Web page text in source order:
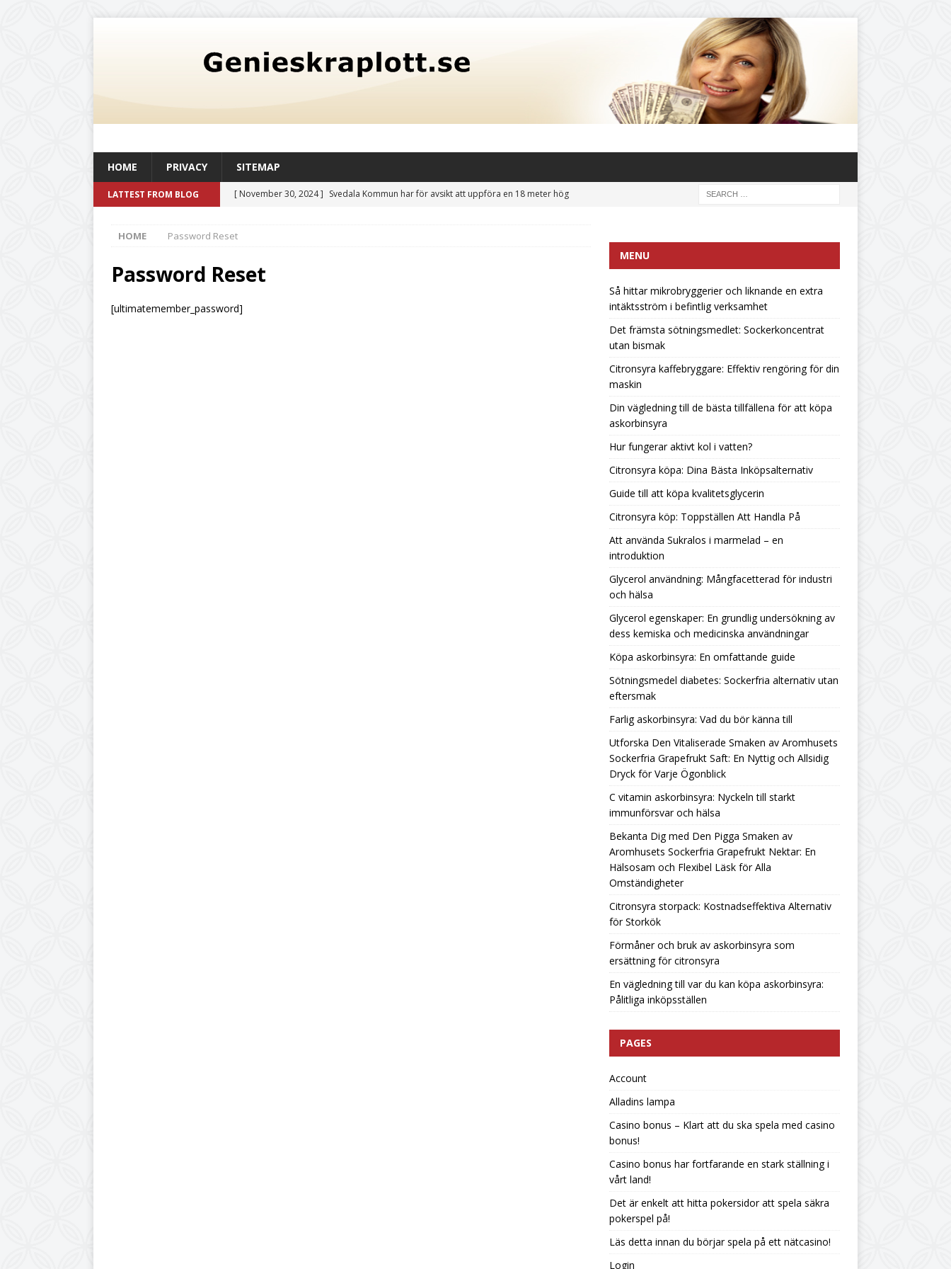
HOME PRIVACY SITEMAP
LATTEST FROM BLOG [ November 30, 2024 ] Svedala Kommun har för avsikt att uppföra en 18 meter hög
och livskvalitet
[ August 6, 2026 ]
[ July 20, 2026 ]
HOME Password Reset
Password Reset
[ultimatemember_password]
MENU
Så hittar mikrobryggerier och liknande en extra
intäktsström i befintlig verksamhet
Det främsta sötningsmedlet: Sockerkoncentrat
utan bismak
Citronsyra kaffebryggare: Effektiv rengöring för din
maskin
Din vägledning till de bästa tillfällena för att köpa
askorbinsyra
Hur fungerar aktivt kol i vatten?
Citronsyra köpa: Dina Bästa Inköpsalternativ
Guide till att köpa kvalitetsglycerin
Citronsyra köp: Toppställen Att Handla På
Att använda Sukralos i marmelad – en
introduktion
Glycerol användning: Mångfacetterad för industri
och hälsa
Glycerol egenskaper: En grundlig undersökning av
dess kemiska och medicinska användningar
Köpa askorbinsyra: En omfattande guide
Sötningsmedel diabetes: Sockerfria alternativ utan
eftersmak
Farlig askorbinsyra: Vad du bör känna till
Utforska Den Vitaliserade Smaken av Aromhusets
Sockerfria Grapefrukt Saft: En Nyttig och Allsidig
Dryck för Varje Ögonblick
C vitamin askorbinsyra: Nyckeln till starkt
immunförsvar och hälsa
Bekanta Dig med Den Pigga Smaken av
Aromhusets Sockerfria Grapefrukt Nektar: En
Hälsosam och Flexibel Läsk för Alla
Omständigheter
Citronsyra storpack: Kostnadseffektiva Alternativ
för Storkök
Förmåner och bruk av askorbinsyra som
ersättning för citronsyra
En vägledning till var du kan köpa askorbinsyra:
Pålitliga inköpsställen
PAGES
Account
Alladins lampa
Casino bonus – Klart att du ska spela med casino
bonus!
Casino bonus har fortfarande en stark ställning i
vårt land!
Det är enkelt att hitta pokersidor att spela säkra
pokerspel på!
Läs detta innan du börjar spela på ett nätcasino!
Login